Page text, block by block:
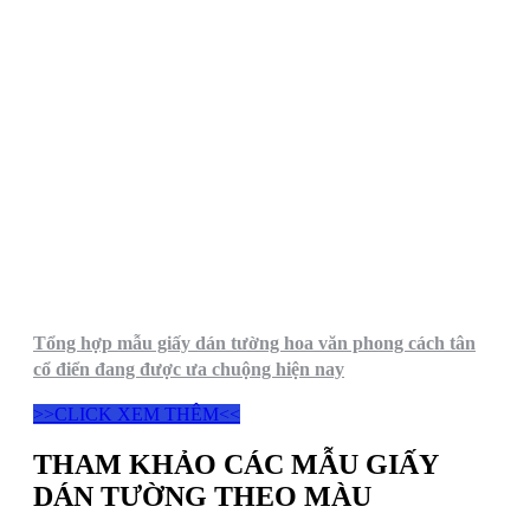
Tổng hợp mẫu giấy dán tường hoa văn phong cách tân
cổ điển đang được ưa chuộng hiện nay
>>CLICK XEM THÊM<<
THAM KHẢO CÁC MẪU GIẤY
DÁN TƯỜNG THEO MÀU